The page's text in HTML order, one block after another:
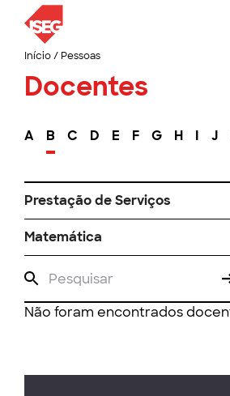
Início/ Pessoas
Docentes
A B C D E F G H I J
Prestação de Serviços
Matemática
Não foram encontrados